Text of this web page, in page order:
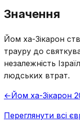
Значення
Йом ха-Зікарон
трауру до
незалежність
людських втрат.
←Йом ха-Зікарон
Переглянути всі